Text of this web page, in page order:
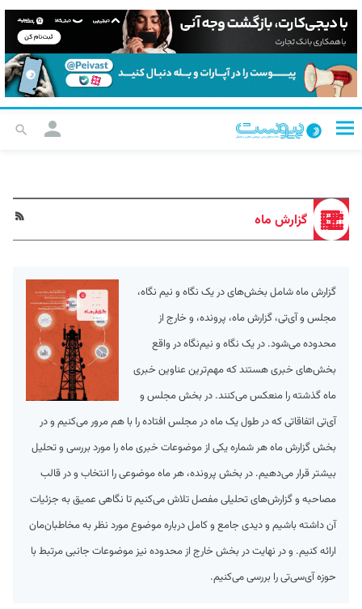
گزارش ماه
گزارش ماه شامل بخش‌های در یک نگاه و نیم نگاه،
مجلس و آی‌تی، گزارش ماه، پرونده، و خارج از
محدوده می‌شود. در یک نگاه و نیم‌نگاه در واقع
بخش‌های خبری هستند که مهم‌ترین عناوین خبری
ماه گذشته را منعکس می‌کنند. در بخش مجلس و
آی‌تی اتفاقاتی که در طول یک ماه در مجلس افتاده را با هم مرور می‌کنیم و در
بخش گزارش ماه هر شماره یکی از موضوعات خبری ماه را مورد بررسی و تحلیل
بیشتر قرار می‌دهیم. در بخش پرونده، هر ماه موضوعی را انتخاب و در قالب
مصاحبه و گزارش‌های تحلیلی مفصل تلاش می‌کنیم تا نگاهی عمیق به جزئیات
آن داشته باشیم و دیدی جامع و کامل درباره موضوع مورد نظر به مخاطبان‌مان
ارائه کنیم. و در نهایت در بخش خارج از محدوده نیز موضوعات جانبی مرتبط با
حوزه آی‌سی‌تی را بررسی می‌کنیم.